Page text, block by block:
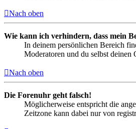
Nach oben
Wie kann ich verhindern, dass mein
In deinem persönlichen Bereich
Moderatoren und du selbst deinen
Nach oben
Die Forenuhr geht falsch!
Möglicherweise entspricht die
Zeitzone kann dabei nur von